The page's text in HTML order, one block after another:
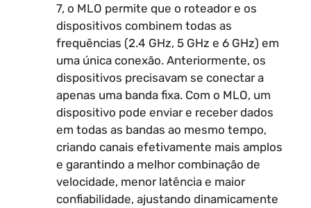
7, o MLO permite que o roteador e os
dispositivos combinem todas as
frequências (2.4 GHz, 5 GHz e 6 GHz) em
uma única conexão. Anteriormente, os
dispositivos precisavam se conectar a
apenas uma banda fixa. Com o MLO, um
dispositivo pode enviar e receber dados
em todas as bandas ao mesmo tempo,
criando canais efetivamente mais amplos
e garantindo a melhor combinação de
velocidade, menor latência e maior
confiabilidade, ajustando dinamicamente